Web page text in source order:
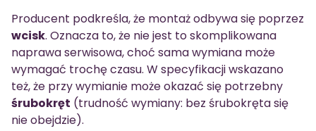
Producent podkreśla, że montaż odbywa się poprzez
wcisk. Oznacza to, że nie jest to skomplikowana
naprawa serwisowa, choć sama wymiana może
wymagać trochę czasu. W specyfikacji wskazano
też, że przy wymianie może okazać się potrzebny
śrubokręt (trudność wymiany: bez śrubokręta się
nie obejdzie).